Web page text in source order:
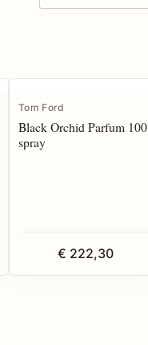
Tom Ford
Black Orchid Parfum 100
spray
€ 222,30